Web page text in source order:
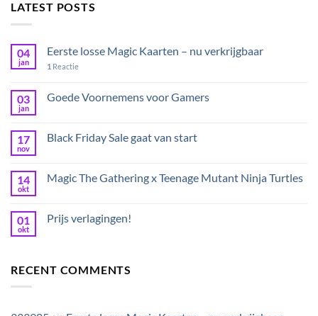
LATEST POSTS
04
jan
Eerste losse Magic Kaarten – nu verkrijgbaar
1 Reactie
03
jan
Goede Voornemens voor Gamers
17
nov
Black Friday Sale gaat van start
14
okt
Magic The Gathering x Teenage Mutant Ninja Turtles
01
okt
Prijs verlagingen!
RECENT COMMENTS